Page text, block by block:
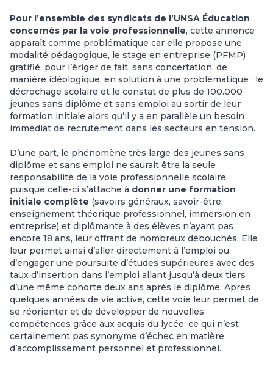
Pour l’ensemble des syndicats de l’UNSA Éducation
concernés par la voie professionnelle, cette annonce
apparaît comme problématique car elle propose une
modalité pédagogique, le stage en entreprise (PFMP)
gratifié, pour l’ériger de fait, sans concertation, de
manière idéologique, en solution à une problématique : le
décrochage scolaire et le constat de plus de 100.000
jeunes sans diplôme et sans emploi au sortir de leur
formation initiale alors qu’il y a en parallèle un besoin
immédiat de recrutement dans les secteurs en tension.
D’une part, le phénomène très large des jeunes sans
diplôme et sans emploi ne saurait être la seule
responsabilité de la voie professionnelle scolaire
puisque celle-ci s’attache à donner une formation
initiale complète (savoirs généraux, savoir-être,
enseignement théorique professionnel, immersion en
entreprise) et diplômante à des élèves n’ayant pas
encore 18 ans, leur offrant de nombreux débouchés. Elle
leur permet ainsi d’aller directement à l’emploi ou
d’engager une poursuite d’études supérieures avec des
taux d’insertion dans l’emploi allant jusqu’à deux tiers
d’une même cohorte deux ans après le diplôme. Après
quelques années de vie active, cette voie leur permet de
se réorienter et de développer de nouvelles
compétences grâce aux acquis du lycée, ce qui n’est
certainement pas synonyme d’échec en matière
d’accomplissement personnel et professionnel.